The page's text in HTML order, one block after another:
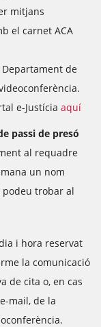
mitjans
el carnet ACA
Departament de
e-Justícia aquí
passi de presó
al requadre
un nom
podeu trobar al
i hora reservat
la comunicació
de cita o, en cas
mail, de la